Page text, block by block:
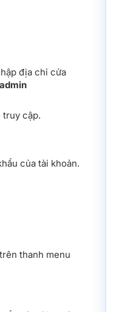
địa chỉ cửa
truy cập.
của tài khoản.
thanh menu